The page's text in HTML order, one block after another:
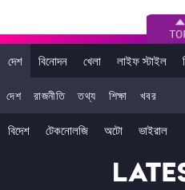
দেশ বিনোদন খেলা লাইফ স্টাইল
দেশ রাজনীতি তথ্য শিক্ষা খবর
বিদেশ টেকনোলজি অটো ভাইরাল